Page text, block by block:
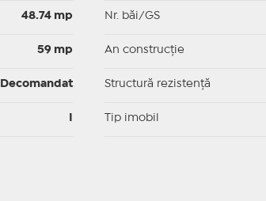
48.74 mp
59 mp
Decomandat
Nr. băi/GS
An construcție
Structură rezistență
Tip imobil